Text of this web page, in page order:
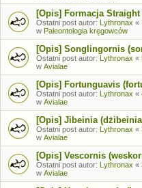
[Opis] Formacja
Ostatni post autor: Lythronax «
w Paleontologia kręgowców
[Opis] Songlingornis
Ostatni post autor: Lythronax «
w Avialae
[Opis] Fortunguavis
Ostatni post autor: Lythronax «
w Avialae
[Opis] Jibeinia
Ostatni post autor: Lythronax «
w Avialae
[Opis] Vescornis
Ostatni post autor: Lythronax «
w Avialae